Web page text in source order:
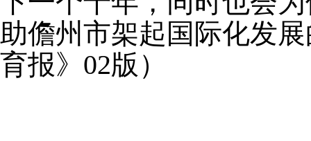
助儋州市架起国际化发
育报》02版）